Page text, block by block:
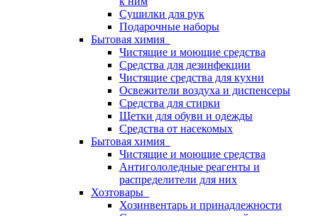
Сушилки для рук
Подарочные наборы
Бытовая химия
Чистящие и моющие средства
Средства для дезинфекции
Чистящие средства для кухни
Освежители воздуха и диспенсеры
Средства для стирки
Щетки для обуви и одежды
Средства от насекомых
Бытовая химия
Чистящие и моющие средства
Антигололедные реагенты и
распределители для них
Хозтовары
Хозинвентарь и принадлежности